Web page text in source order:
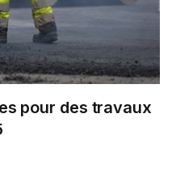
pour des travaux